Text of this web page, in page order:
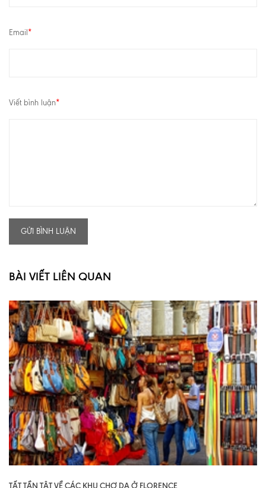
Email *
Viết bình luận*
GỬI BÌNH LUẬN
BÀI VIẾT LIÊN QUAN
TẤT TẦN TẬT VỀ CÁC KHU CHỢ DA Ở FLORENCE